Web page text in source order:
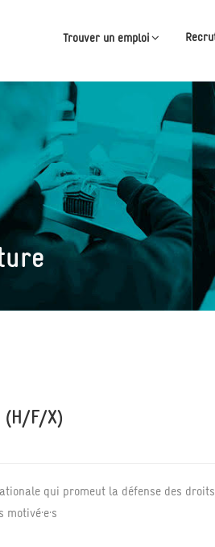
Trouver un emploi
(H/F/X)
qui promeut la défense des